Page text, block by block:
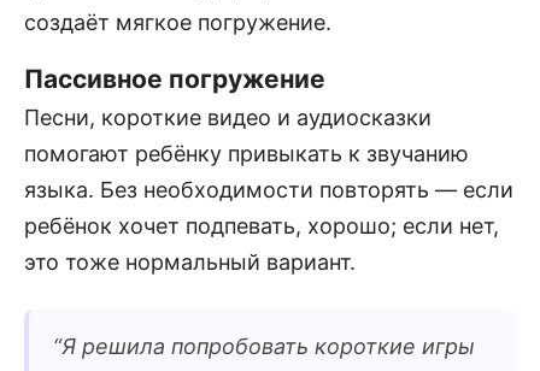
создаёт мягкое погружение.
Пассивное погружение
Песни, короткие видео и аудиосказки
помогают ребёнку привыкать к звучанию
языка. Без необходимости повторять — если
ребёнок хочет подпевать, хорошо; если нет,
это тоже нормальный вариант.
“Я решила попробовать короткие игры